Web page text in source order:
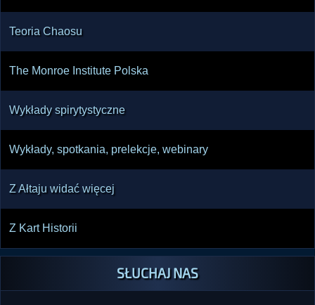
Teoria Chaosu
The Monroe Institute Polska
Wykłady spirytystyczne
Wykłady, spotkania, prelekcje, webinary
Z Ałtaju widać więcej
Z Kart Historii
SŁUCHAJ NAS